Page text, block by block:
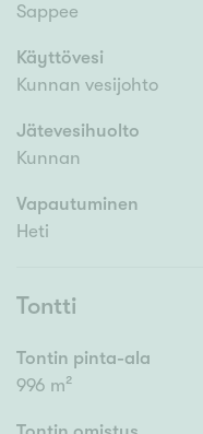
Sappee
Käyttövesi
Kunnan vesijohto
Jätevesihuolto
Kunnan
Vapautuminen
Heti
Tontti
Tontin pinta-ala
996 m²